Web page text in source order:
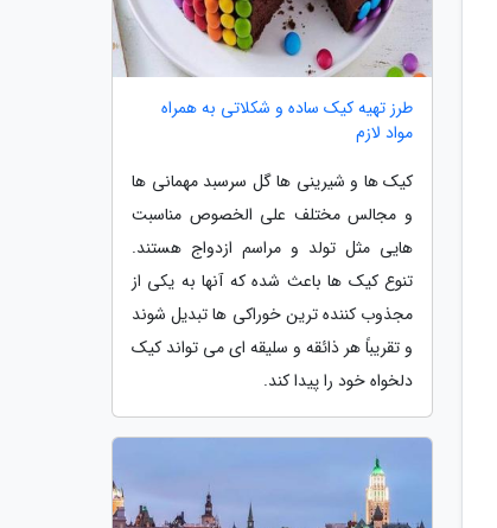
طرز تهیه کیک ساده و شکلاتی به همراه
مواد لازم
کیک ها و شیرینی ها گل سرسبد مهمانی ها
و مجالس مختلف علی الخصوص مناسبت
هایی مثل تولد و مراسم ازدواج هستند.
تنوع کیک ها باعث شده که آنها به یکی از
مجذوب کننده ترین خوراکی ها تبدیل شوند
و تقریباً هر ذائقه و سلیقه ای می تواند کیک
دلخواه خود را پیدا کند.